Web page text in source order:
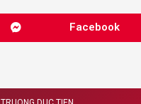
Facebook